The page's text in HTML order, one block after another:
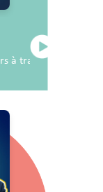
à travers la RSE